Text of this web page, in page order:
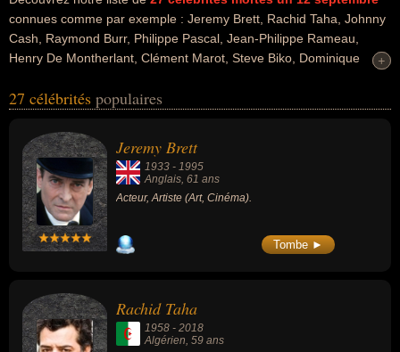
connues comme par exemple : Jeremy Brett, Rachid Taha, Johnny
Cash, Raymond Burr, Philippe Pascal, Jean-Philippe Rameau,
Henry De Montherlant, Clément Marot, Steve Biko, Dominique
domaines de l'art, du cinéma, de la musique, du raï, du rock, de la
célébrités peuvent également avoir été acteur, artiste, chanteur,
chanteur de raï, chanteur de rock, musicien, compositeur,
guitariste, compositeur de rock, musicologue, scientifique,
académicien, écrivain, romancier, poète, homme politique,
enseignant ou historien. En ce qui concerne leurs nationalités au
moment de leurs morts, ils peuvent avoir été anglais, algérien,
américain, francais ou africain du sud par exemple.
+
+
27 célébrités populaires
Jeremy Brett
1933 - 1995
Anglais, 61 ans
Acteur, Artiste (Art, Cinéma).
Tombe ►
Rachid Taha
1958 - 2018
Algérien , 59 ans